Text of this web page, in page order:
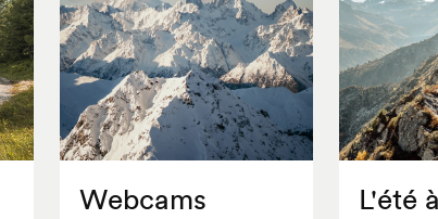
Webcams L'été